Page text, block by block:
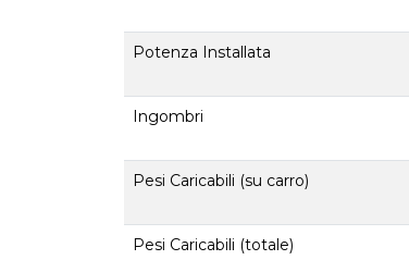
Potenza Installata
Ingombri
Pesi Caricabili (su carro)
Pesi Caricabili (totale)